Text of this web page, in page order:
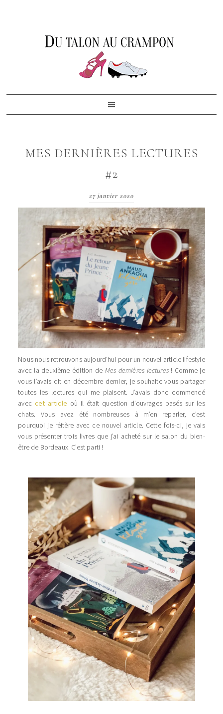
MES DERNIÈRES LECTURES
#2
27 janvier 2020
Nous nous retrouvons aujourd’hui pour un nouvel article lifestyle
avec la deuxième édition de Mes dernières lectures! Comme je
vous l’avais dit en décembre dernier, je souhaite vous partager
toutes les lectures qui me plaisent. J’avais donc commencé
avec cet article où il était question d’ouvrages basés sur les
chats. Vous avez été nombreuses à m’en reparler, c’est
pourquoi je réitère avec ce nouvel article. Cette fois-ci, je vais
vous présenter trois livres que j’ai acheté sur le salon du bien-
être de Bordeaux. C’est parti !